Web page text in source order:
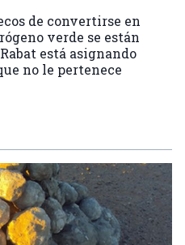
de convertirse en
verde se están
está asignando
no le pertenece